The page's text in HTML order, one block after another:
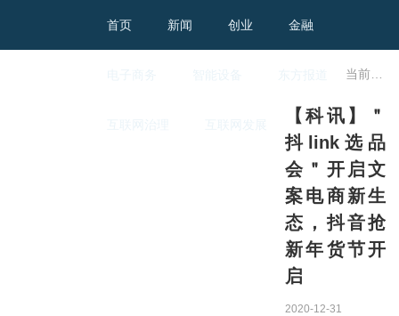
首页 新闻 创业 金融
【科讯】＂
抖link选品
会＂开启文
案电商新生
态，抖音抢
新年货节开
启
2020-12-31